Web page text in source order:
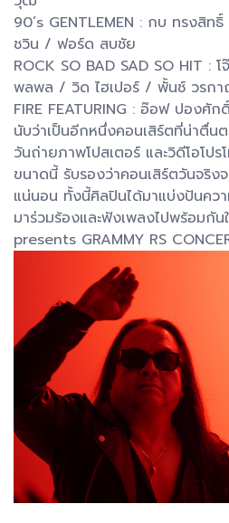
90’s GENTLEMEN : กบ ทรงสิ
ชวิน / ฟอร์ด สบชัย
ROCK SO BAD SAD SO HIT :
พลพล / วิด ไฮเปอร์ / พั้นช์ วร
FIRE FEATURING : อ๊อฟ ปอง
นับว่าเป็นอีกหนึ่งคอนเสิร์ตที่น่าตื่น
วันถ่ายภาพโปสเตอร์ และวิดีโอโปร
ขนาดนี้ รับรองว่าคอนเสิร์ตวันจริง
แน่นอน ทั้งนี้ศิลปินได้มาแบ่งปันคว
มาร่วมร้องและฟังเพลงไปพร้อมกัน
presents GRAMMY RS